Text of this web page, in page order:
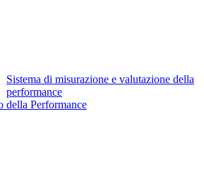
Sistema di misurazione e valutazione della
performance
della Performance